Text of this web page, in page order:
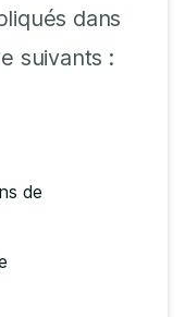
dans
suivants :
de